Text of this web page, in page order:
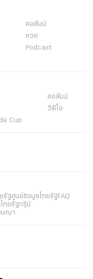
คอลัมน์
หวย
Podcast
คอลัมน์
วิดีโอ
Cup
รัฐศูนย์ข้อมูลไทยรัฐFAQ
ทยรัฐกรุ๊ป
ษณา